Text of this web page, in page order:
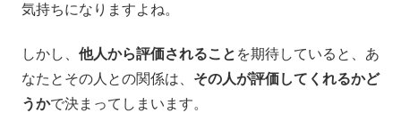
気持ちになりますよね。
しかし、 他人から評価されること を期待していると、あ
なたとその人との関係は、 その人が評価してくれるかど
うかで決まってしまいます。